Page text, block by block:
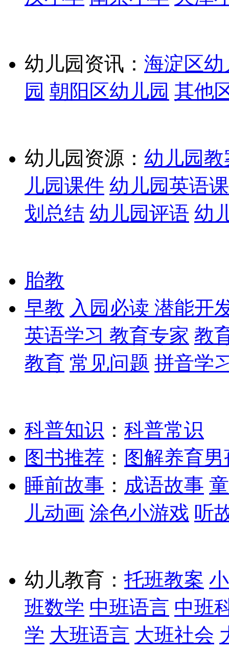
幼儿园资讯： 海淀区幼
园 朝阳区幼儿园 其他
幼儿园资源： 幼儿园教
儿园课件 幼儿园英语
划总结 幼儿园评语 幼
胎教
早教 入园必读 潜能开
英语学习 教育专家 教
教育 常见问题 拼音学
科普知识 ： 科普常识
图书推荐 ： 图解养育男
睡前故事 ： 成语故事
儿动画 涂色小游戏 听
幼儿教育： 托班教案
班数学 中班语言 中班
学 大班语言 大班社会